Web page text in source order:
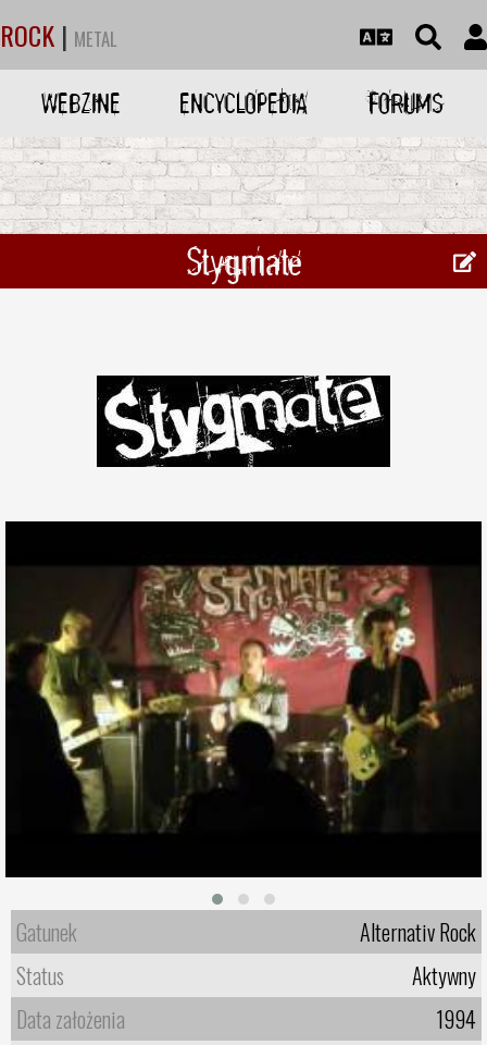
ROCK | METAL
WEBZINE ENCYCLOPEDIA FORUMS
Stygmate
Gatunek
Alternativ Rock
Status
Aktywny
Data założenia
1994